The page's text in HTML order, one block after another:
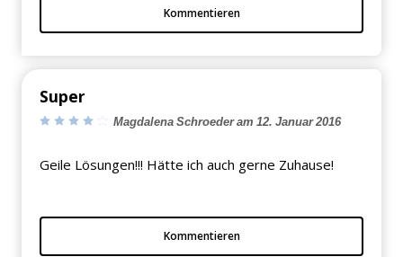
Kommentieren
Super
Magdalena Schroeder am 12. Januar 2016
Geile Lösungen!!! Hätte ich auch gerne Zuhause!
Kommentieren